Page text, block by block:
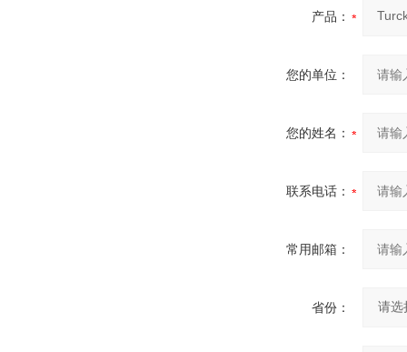
产品：
您的单位：
您的姓名：
联系电话：
常用邮箱：
省份：